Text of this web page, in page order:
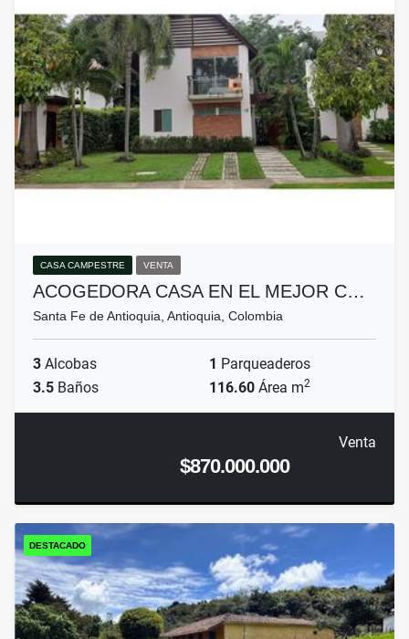
CASA CAMPESTRE VENTA
ACOGEDORA CASA EN EL MEJOR C…
Santa Fe de Antioquia, Antioquia, Colombia
3 Alcobas 1 Parqueaderos
3.5 Baños 116.60 Área m2
Venta
$870.000.000
DESTACADO